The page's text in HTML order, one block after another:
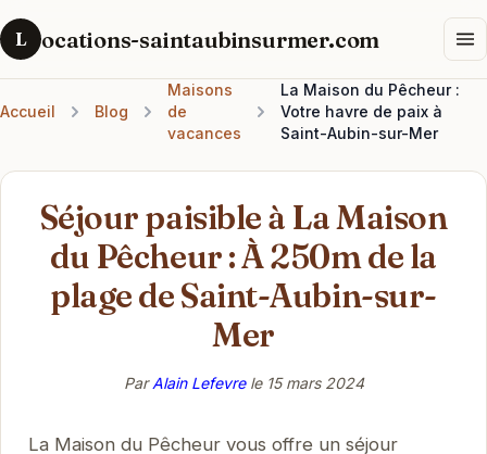
L ocations-saintaubinsurmer.com
Accueil Blog
Maisons
de
vacances
La Maison du Pêcheur :
Votre havre de paix à
Saint-Aubin-sur-Mer
Séjour paisible à La Maison
du Pêcheur : À 250m de la
plage de Saint-Aubin-sur-
Mer
ParAlain Lefevrele 15 mars 2024
La Maison du Pêcheur vous offre un séjour